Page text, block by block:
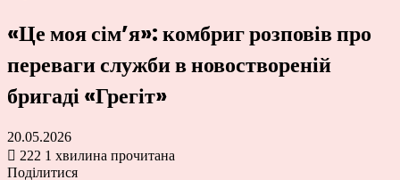
«Це моя сім’я»: комбриг розповів про
переваги служби в новоствореній
бригаді «Грегіт»
20.05.2026
222 1 хвилина прочитана
Поділитися